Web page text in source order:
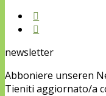
newsletter
Abboniere unseren
Tieniti aggiornato/a